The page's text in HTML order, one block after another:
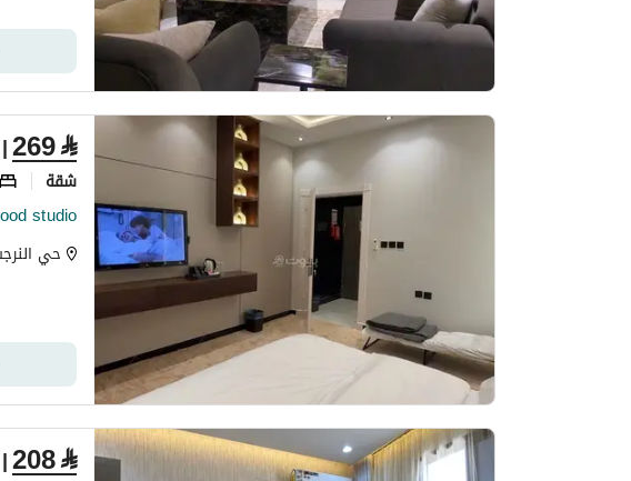
⃁
269| 7 - 8 أغسطس
شقة
studio
حي
⃁
208| 13 - 14 أغسطس